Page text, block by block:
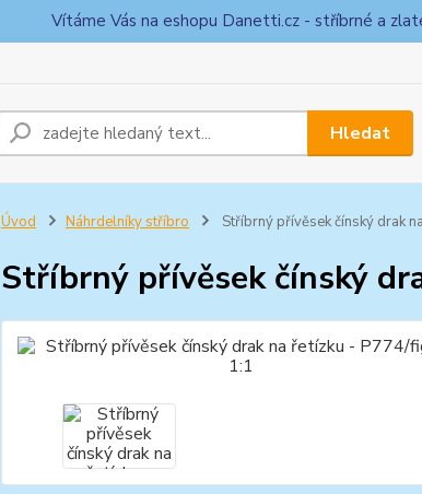
Vítáme Vás na eshopu Danetti.cz - stříbrné a
Hledat
Úvod Náhrdelníky stříbro Stříbrný přívěsek čínský drak
Stříbrný přívěsek čínský